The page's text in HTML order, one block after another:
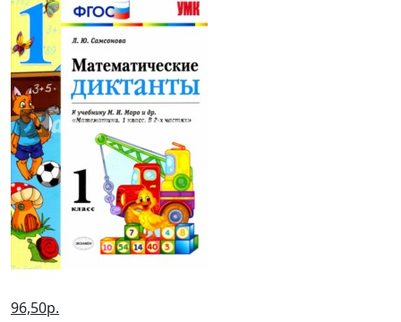
91,10р.
-40% после регистрации
Устный счет. 3 кл.: Сборник
упражнений к учеб. Моро М.И.: В 2
ч. Ч.1 (ФГОС) (2018 г.)
Самсонова Л.Ю.